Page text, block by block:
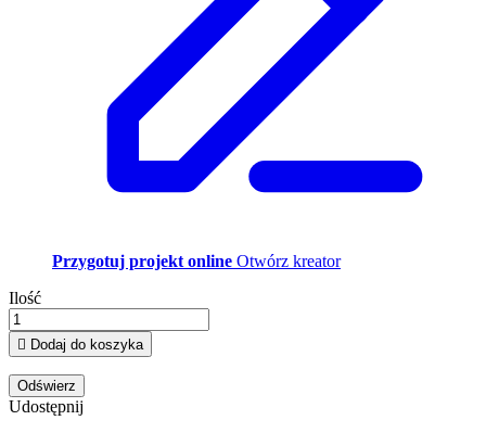
Przygotuj projekt online Otwórz kreator
Ilość
 Dodaj do koszyka
Udostępnij